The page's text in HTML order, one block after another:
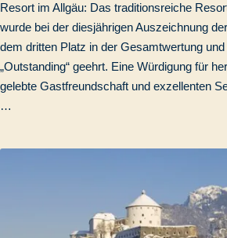
Resort im Allgäu: Das traditionsreiche
wurde bei der diesjährigen Auszeichnung
dem dritten Platz in der Gesamtwertung
„Outstanding“ geehrt. Eine Würdigung für
gelebte Gastfreundschaft und exzellenten
…